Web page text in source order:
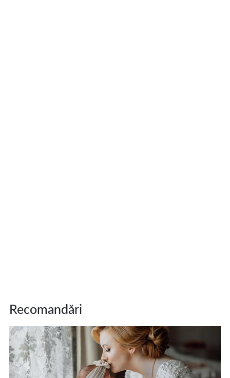
Recomandări